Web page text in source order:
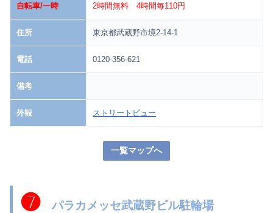
自転車/一時 2時間無料 4時間毎110円
住所 東京都武蔵野市境2-14-1
電話 0120-356-621
備考
外観 ストリートビュー
一覧マップへ
❼パラカメッセ武蔵野ビル駐輪場